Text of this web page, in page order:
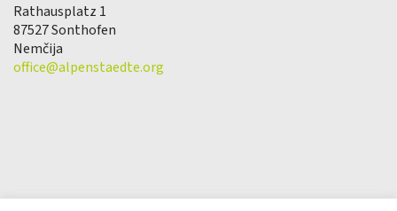
Rathausplatz 1
87527 Sonthofen
Nemčija
office@alpenstaedte.org